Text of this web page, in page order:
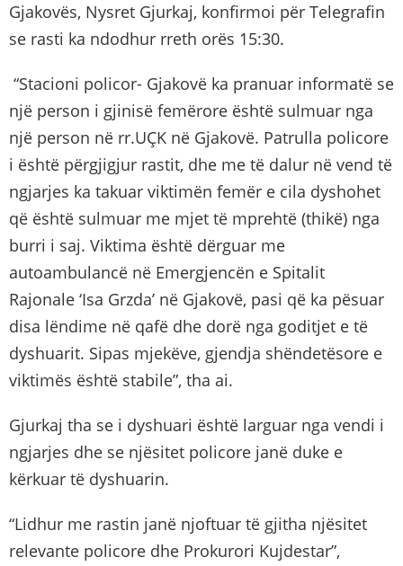
Gjakovës, Nysret Gjurkaj, konfirmoi për Telegrafin
se rasti ka ndodhur rreth orës 15:30.
“Stacioni policor- Gjakovë ka pranuar informatë se
një person i gjinisë femërore është sulmuar nga
një person në rr.UÇK në Gjakovë. Patrulla policore
i është përgjigjur rastit, dhe me të dalur në vend të
ngjarjes ka takuar viktimën femër e cila dyshohet
që është sulmuar me mjet të mprehtë (thikë) nga
burri i saj. Viktima është dërguar me
autoambulancë në Emergjencën e Spitalit
Rajonale ‘Isa Grzda’ në Gjakovë, pasi që ka pësuar
disa lëndime në qafë dhe dorë nga goditjet e të
dyshuarit. Sipas mjekëve, gjendja shëndetësore e
viktimës është stabile”, tha ai.
Gjurkaj tha se i dyshuari është larguar nga vendi i
ngjarjes dhe se njësitet policore janë duke e
kërkuar të dyshuarin.
“Lidhur me rastin janë njoftuar të gjitha njësitet
relevante policore dhe Prokurori Kujdestar”,